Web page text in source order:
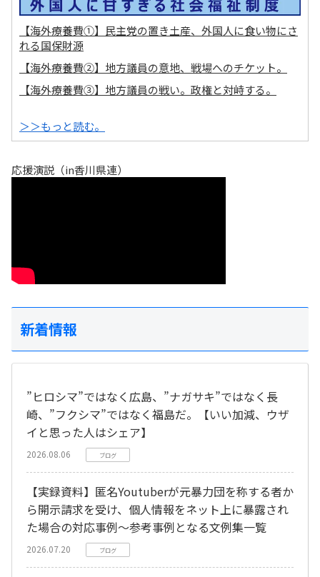
【海外療養費①】民主党の置き土産、外国人に食い物にさ
れる国保財源
【海外療養費②】地方議員の意地、戦場へのチケット。
【海外療養費③】地方議員の戦い。政権と対峙する。
＞＞もっと読む。
応援演説（in香川県連）
新着情報
”ヒロシマ”ではなく広島、”ナガサキ”ではなく長
崎、”フクシマ”ではなく福島だ。【いい加減、ウザ
イと思った人はシェア】
2026.08.06 ブログ
【実録資料】匿名Youtuberが元暴力団を称する者か
ら開示請求を受け、個人情報をネット上に暴露され
た場合の対応事例～参考事例となる文例集一覧
2026.07.20 ブログ